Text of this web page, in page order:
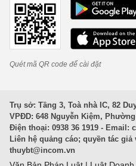
Quét mã QR code để cài đặt
Trụ sở: Tầng 3, Toà nhà IC, 82
VPĐD: 648 Nguyễn Kiệm,
Điện thoại: 0938 36 1919 - Email:
Liên hệ quảng cáo; quyền tác
thuybt@incom.vn